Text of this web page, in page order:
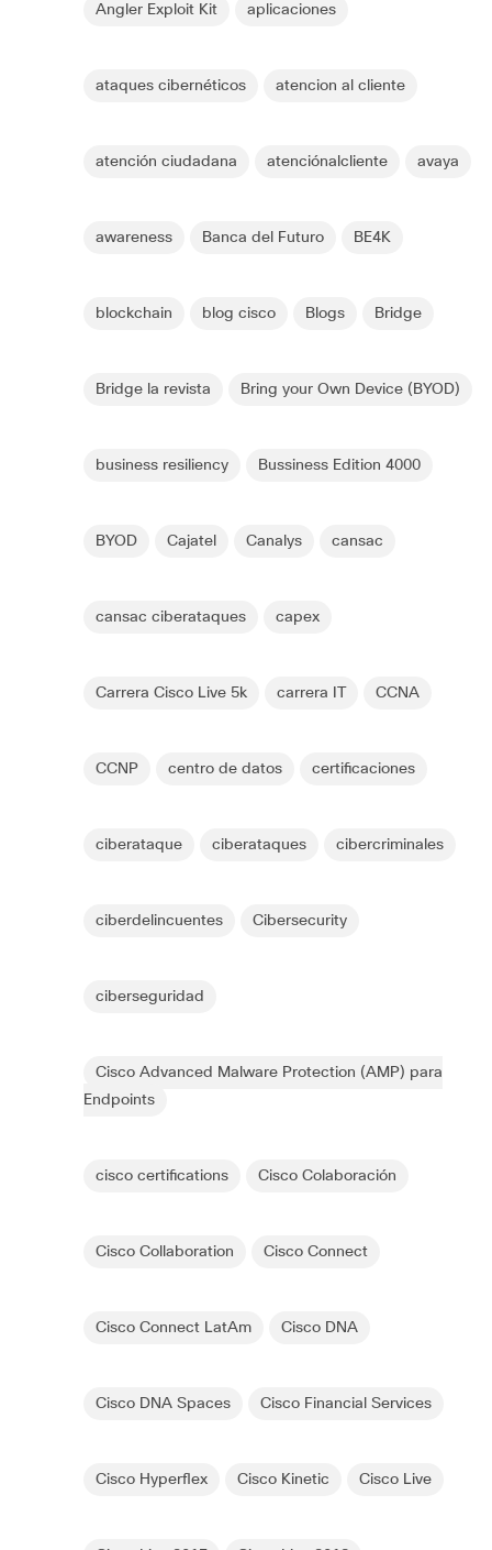
Angler Exploit Kit aplicaciones
ataques cibernéticos atencion al cliente
atención ciudadana atenciónalcliente avaya
awareness Banca del Futuro BE4K
blockchain blog cisco Blogs Bridge
Bridge la revista Bring your Own Device (BYOD)
business resiliency Bussiness Edition 4000
BYOD Cajatel Canalys cansac
cansac ciberataques capex
Carrera Cisco Live 5k carrera IT CCNA
CCNP centro de datos certificaciones
ciberataque ciberataques cibercriminales
ciberdelincuentes Cibersecurity
ciberseguridad
Cisco Advanced Malware Protection (AMP) para
Endpoints
cisco certifications Cisco Colaboración
Cisco Collaboration Cisco Connect
Cisco Connect LatAm Cisco DNA
Cisco DNA Spaces Cisco Financial Services
Cisco Hyperflex Cisco Kinetic Cisco Live